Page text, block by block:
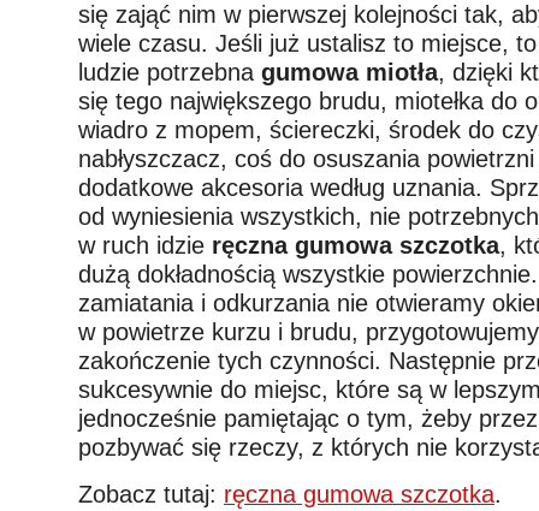
się zająć nim w pierwszej kolejności tak,
wiele czasu. Jeśli już ustalisz to miejsce,
ludzie potrzebna gumowa miotła, dzięki
się tego największego brudu, miotełka do
wiadro z mopem, ściereczki, środek do
nabłyszczacz, coś do osuszania
dodatkowe akcesoria według uznania.
od wyniesienia wszystkich, nie
w ruch idzie ręczna gumowa szczotka,
dużą dokładnością wszystkie
zamiatania i odkurzania nie otwieramy
w powietrze kurzu i brudu,
zakończenie tych czynności. Następnie
sukcesywnie do miejsc, które są w
jednocześnie pamiętając o tym, żeby
pozbywać się rzeczy, z których nie
Zobacz tutaj: ręczna gumowa szczotka.